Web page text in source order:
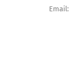
Email: